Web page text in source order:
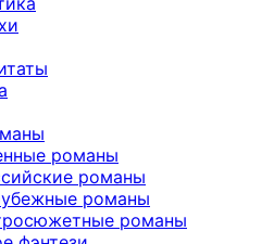
романы
романы
романы
романы